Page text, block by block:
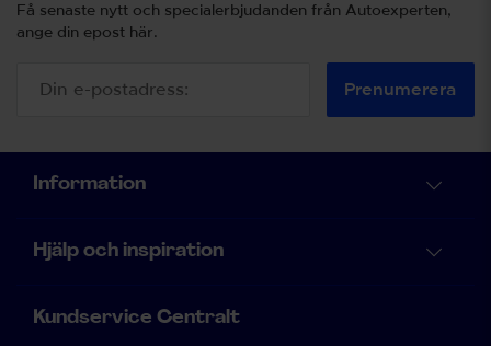
Få senaste nytt och specialerbjudanden från Autoexperten,
ange din epost här.
Prenumerera
Information
Hjälp och inspiration
Kundservice Centralt